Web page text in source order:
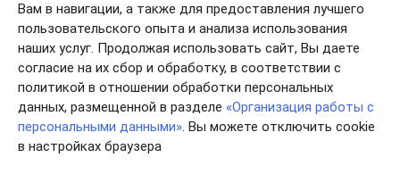
Вам в навигации, а также для предоставления лучшего
пользовательского опыта и анализа использования
наших услуг. Продолжая использовать сайт, Вы даете
согласие на их сбор и обработку, в соответствии с
политикой в отношении обработки персональных
данных, размещенной в разделе «Организация работы с
персональными данными». Вы можете отключить cookie
в настройках браузера
Комплексные кадастровые работы
Подведомственные организации
ГБУ ИО «Центр кадастровой оценки